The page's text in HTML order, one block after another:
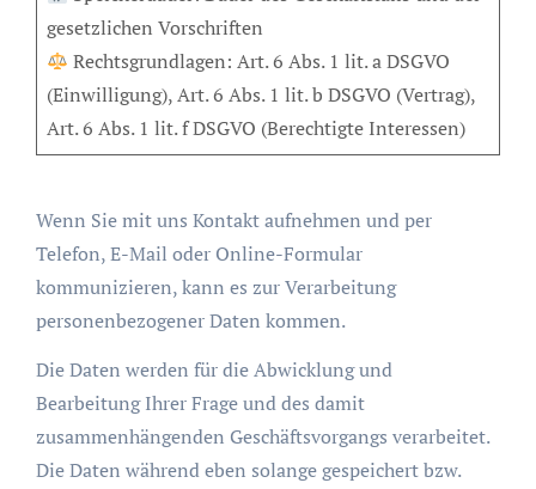
gesetzlichen Vorschriften
Rechtsgrundlagen: Art. 6 Abs. 1 lit. a DSGVO
(Einwilligung), Art. 6 Abs. 1 lit. b DSGVO (Vertrag),
Art. 6 Abs. 1 lit. f DSGVO (Berechtigte Interessen)
Wenn Sie mit uns Kontakt aufnehmen und per
Telefon, E-Mail oder Online-Formular
kommunizieren, kann es zur Verarbeitung
personenbezogener Daten kommen.
Die Daten werden für die Abwicklung und
Bearbeitung Ihrer Frage und des damit
zusammenhängenden Geschäftsvorgangs verarbeitet.
Die Daten während eben solange gespeichert bzw.